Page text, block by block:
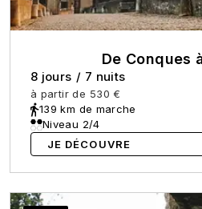
De Conques
8 jours / 7 nuits
à partir de 530 €
139 km de marche
Niveau 2/4
JE DÉCOUVRE